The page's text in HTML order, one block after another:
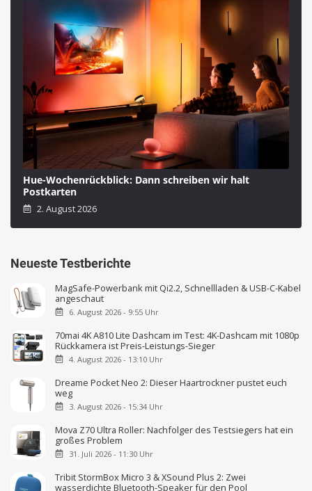
Hue-Wochenrückblick: Dann schreiben wir halt
Postkarten
2. August 2026
Neueste Testberichte
MagSafe-Powerbank mit Qi2.2, Schnellladen & USB-C-Kabel
angeschaut
6. August 2026 - 9:55 Uhr
70mai 4K A810 Lite Dashcam im Test: 4K-Dashcam mit 1080p
Rückkamera ist Preis-Leistungs-Sieger
4. August 2026 - 13:10 Uhr
Dreame Pocket Neo 2: Dieser Haartrockner pustet euch
weg
3. August 2026 - 15:34 Uhr
Mova Z70 Ultra Roller: Nachfolger des Testsiegers hat ein
großes Problem
31. Juli 2026 - 11:30 Uhr
Tribit StormBox Micro 3 & XSound Plus 2: Zwei
wasserdichte Bluetooth-Speaker für den Pool